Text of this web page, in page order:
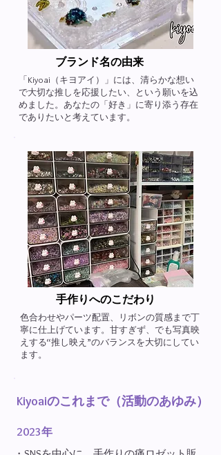
ブランド名の由来​
「Kiyoai（キヨアイ）」には、清らかな想い
で大切な推しを応援したい、という願いを込
めました。あなたの「好き」に寄り添う存在
でありたいと考えています。
手作りへのこだわり​
色合わせやパーツ配置、リボンの質感まで丁
寧に仕上げています。甘すぎず、でも写真映
えする“推し映え”のバランスを大切にしてい
ます。
Kiyoaiのこれまで（活動のあゆみ）
2023年